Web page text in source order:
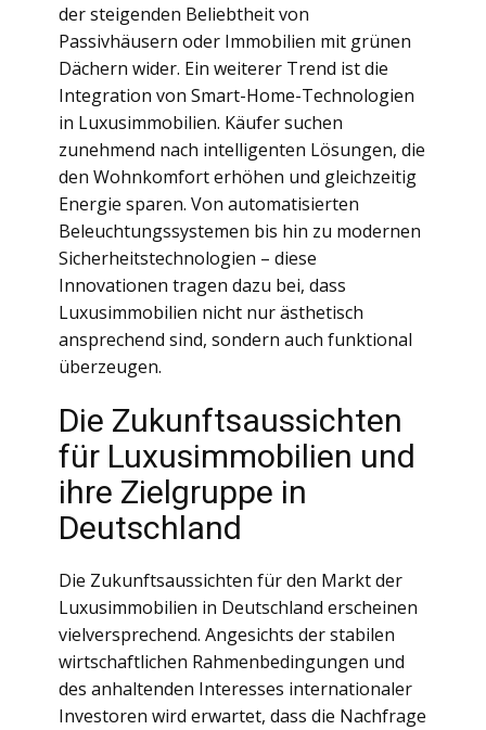
der steigenden Beliebtheit von
Passivhäusern oder Immobilien mit grünen
Dächern wider. Ein weiterer Trend ist die
Integration von Smart-Home-Technologien
in Luxusimmobilien. Käufer suchen
zunehmend nach intelligenten Lösungen, die
den Wohnkomfort erhöhen und gleichzeitig
Energie sparen. Von automatisierten
Beleuchtungssystemen bis hin zu modernen
Sicherheitstechnologien – diese
Innovationen tragen dazu bei, dass
Luxusimmobilien nicht nur ästhetisch
ansprechend sind, sondern auch funktional
überzeugen.
Die Zukunftsaussichten
für Luxusimmobilien und
ihre Zielgruppe in
Deutschland
Die Zukunftsaussichten für den Markt der
Luxusimmobilien in Deutschland erscheinen
vielversprechend. Angesichts der stabilen
wirtschaftlichen Rahmenbedingungen und
des anhaltenden Interesses internationaler
Investoren wird erwartet, dass die Nachfrage